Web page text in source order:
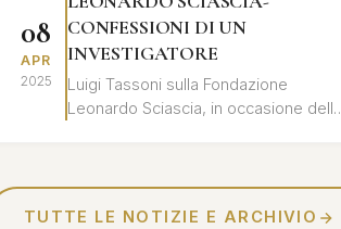
08
APR
2025
CONFESSIONI DI UN
INVESTIGATORE
Luigi Tassoni sulla Fondazione
Leonardo Sciascia, in occasione della
TUTTE LE NOTIZIE E ARCHIVIO